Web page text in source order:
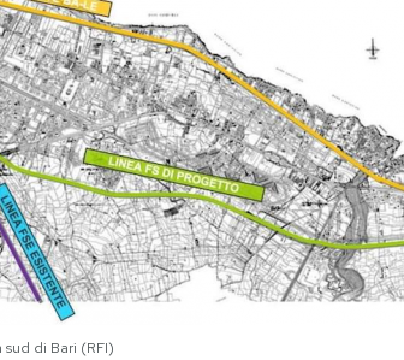
di Bari (RFI)